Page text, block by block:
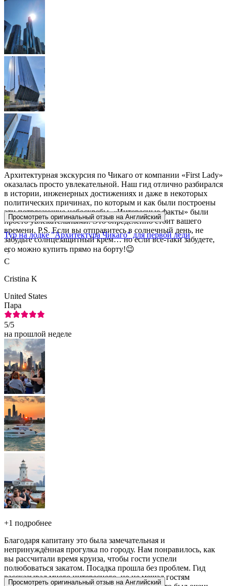
Архитектурная экскурсия по Чикаго от компании «First Lady»
оказалась просто увлекательной. Наш гид отлично разбирался
в истории, инженерных достижениях и даже в некоторых
политических причинах, по которым и как были построены
эти потрясающие небоскребы. «Интересные факты» были
просто увлекательными. Это определенно стоит вашего
времени. P.S. Если вы отправитесь в солнечный день, не
забудьте солнцезащитный крем… но если все-таки забудете,
его можно купить прямо на борту!😉
Просмотреть оригинальный отзыв на Английский
Тур на лодке "Архитектура Чикаго" для первой леди
C
Cristina K
United States
Пара
5/5
на прошлой неделе
+1 подробнее
Благодаря капитану это была замечательная и
непринуждённая прогулка по городу. Нам понравилось, как
вы рассчитали время круиза, чтобы гости успели
полюбоваться закатом. Посадка прошла без проблем. Гид
рассказывал много интересного, но не мешал гостям
Просмотреть оригинальный отзыв на Английский